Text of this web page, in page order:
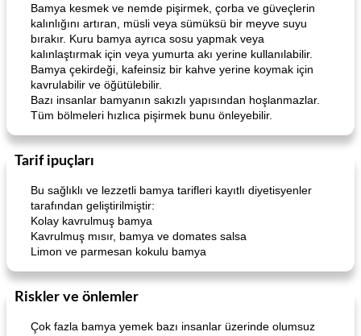
Bamya kesmek ve nemde pişirmek, çorba ve güveçlerin
kalınlığını artıran, müsli veya sümüksü bir meyve suyu
bırakır. Kuru bamya ayrıca sosu yapmak veya
kalınlaştırmak için veya yumurta akı yerine kullanılabilir.
Bamya çekirdeği, kafeinsiz bir kahve yerine koymak için
kavrulabilir ve öğütülebilir.
Bazı insanlar bamyanın sakızlı yapısından hoşlanmazlar.
Tüm bölmeleri hızlıca pişirmek bunu önleyebilir.
Tarif ipuçları
Bu sağlıklı ve lezzetli bamya tarifleri kayıtlı diyetisyenler
tarafından geliştirilmiştir:
Kolay kavrulmuş bamya
Kavrulmuş mısır, bamya ve domates salsa
Limon ve parmesan kokulu bamya
Riskler ve önlemler
Çok fazla bamya yemek bazı insanlar üzerinde olumsuz